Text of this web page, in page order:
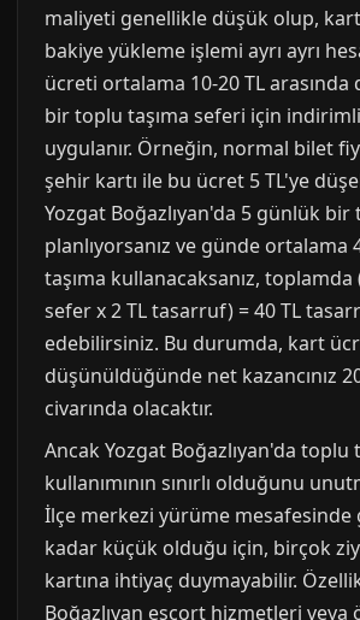
maliyeti genellikle düşük olup,
bakiye yükleme işlemi ayrı ayrı
ücreti ortalama 10-20 TL
bir toplu taşıma seferi için
uygulanır. Örneğin, normal bilet
şehir kartı ile bu ücret 5 TL'ye
Yozgat Boğazlıyan'da 5 günlük bir
planlıyorsanız ve günde ortalama
taşıma kullanacaksanız, toplamda
sefer x 2 TL tasarruf) = 40 TL
edebilirsiniz. Bu durumda, kart
düşünüldüğünde net kazancınız
civarında olacaktır.
Ancak Yozgat Boğazlıyan'da toplu
kullanımının sınırlı olduğunu
İlçe merkezi yürüme mesafesinde
kadar küçük olduğu için, birçok
kartına ihtiyaç duymayabilir.
Boğazlıyan escort hizmetleri veya